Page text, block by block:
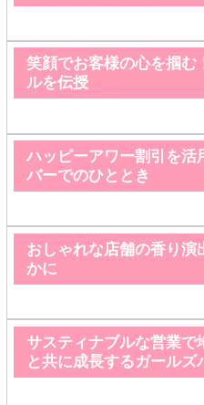
笑顔でお客様の心を掴む
ルを伝授
ハッピーアワー割引を活
バーでのひととき
おしゃれな店舗の香り演
かに
サスティナブルな営業で
と共に成長するガールズ